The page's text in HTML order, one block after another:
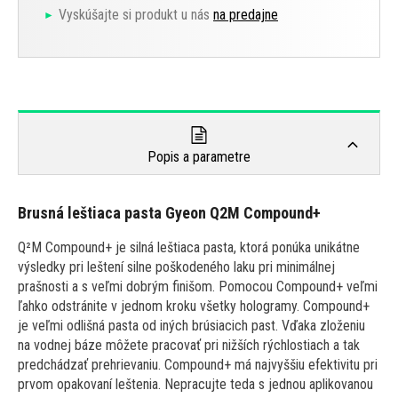
Vyskúšajte si produkt u nás na predajne
Popis a parametre
Brusná leštiaca pasta Gyeon Q2M Compound+
Q²M Compound+ je silná leštiaca pasta, ktorá ponúka unikátne
výsledky pri leštení silne poškodeného laku pri minimálnej
prašnosti a s veľmi dobrým finišom. Pomocou Compound+ veľmi
ľahko odstránite v jednom kroku všetky hologramy. Compound+
je veľmi odlišná pasta od iných brúsiacich past. Vďaka zloženiu
na vodnej báze môžete pracovať pri nižších rýchlostiach a tak
predchádzať prehrievaniu. Compound+ má najvyššiu efektivitu pri
prvom opakovaní leštenia. Nepracujte teda s jednou aplikovanou